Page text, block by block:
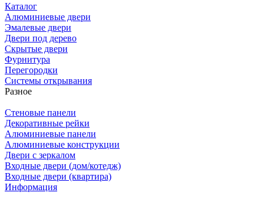
Каталог
Алюминиевые двери
Эмалевые двери
Двери под дерево
Скрытые двери
Фурнитура
Перегородки
Системы открывания
Разное
Стеновые панели
Декоративные рейки
Алюминиевые панели
Алюминиевые конструкции
Двери с зеркалом
Входные двери (дом/котедж)
Входные двери (квартира)
Информация